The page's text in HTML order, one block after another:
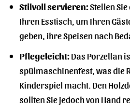
Stilvoll servieren:Stellen Sie
Ihren Esstisch, um Ihren
geben, ihre Speisen nach
Pflegeleicht:Das Porzellan
spülmaschinenfest, was die
Kinderspiel macht. Den
sollten Sie jedoch von Hand